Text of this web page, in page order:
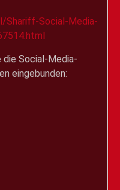
Social-Media-
die Social-Media-
eingebunden: